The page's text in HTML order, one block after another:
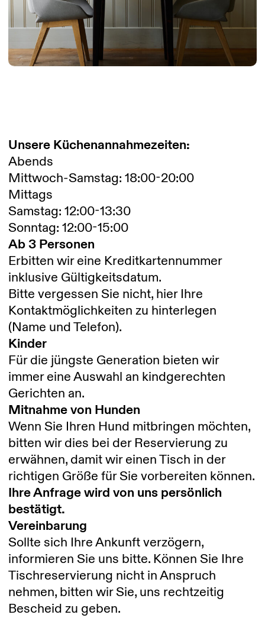
Unsere Küchenannahmezeiten:
Abends
Mittwoch-Samstag: 18:00-20:00
Mittags
Samstag: 12:00-13:30
Sonntag: 12:00-15:00
Ab 3 Personen
Erbitten wir eine Kreditkartennummer
inklusive Gültigkeitsdatum.
Bitte vergessen Sie nicht, hier Ihre
Kontaktmöglichkeiten zu hinterlegen
(Name und Telefon).
Kinder
Für die jüngste Generation bieten wir
immer eine Auswahl an kindgerechten
Gerichten an.
Mitnahme von Hunden
Wenn Sie Ihren Hund mitbringen möchten,
bitten wir dies bei der Reservierung zu
erwähnen, damit wir einen Tisch in der
richtigen Größe für Sie vorbereiten können.
Ihre Anfrage wird von uns persönlich
bestätigt.
Vereinbarung
Sollte sich Ihre Ankunft verzögern,
informieren Sie uns bitte. Können Sie Ihre
Tischreservierung nicht in Anspruch
nehmen, bitten wir Sie, uns rechtzeitig
Bescheid zu geben.